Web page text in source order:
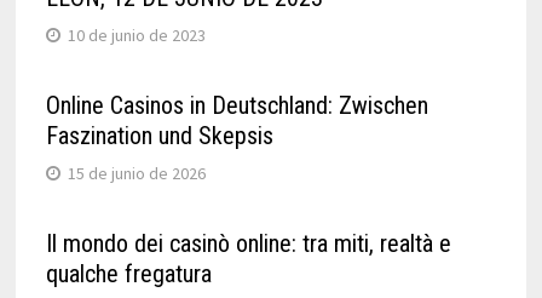
10 de junio de 2023
Online Casinos in Deutschland: Zwischen
Faszination und Skepsis
15 de junio de 2026
Il mondo dei casinò online: tra miti, realtà e
qualche fregatura